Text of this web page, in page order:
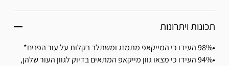
תכונות ויתרונות
•98% העידו כי המייקאפ מתמזג ומשתלב בקלות על עור הפנים*
•94% העידו כי מצאו גוון מייקאפ המתאים בדיוק לגוון העור שלהן,